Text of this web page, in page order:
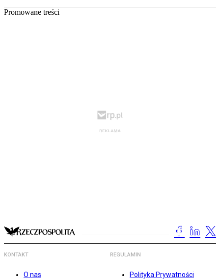
Promowane treści
KONTAKT
O nas
REGULAMIN
Polityka Prywatności